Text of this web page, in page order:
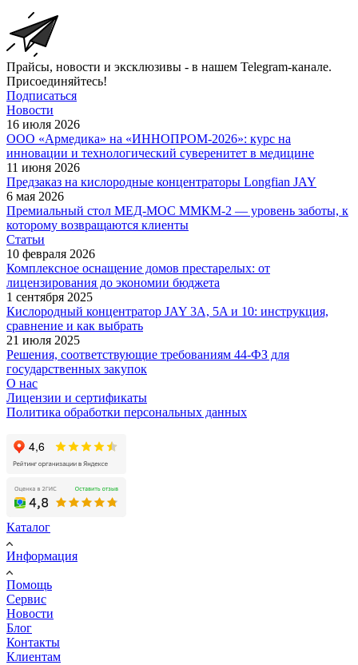
Прайсы, новости и эксклюзивы - в нашем Telegram-канале.
Присоединяйтесь!
Подписаться
Новости
16 июля 2026
ООО «Армедика» на «ИННОПРОМ-2026»: курс на
инновации и технологический суверенитет в медицине
11 июня 2026
Предзаказ на кислородные концентраторы Longfian JAY
6 мая 2026
Премиальный стол МЕД-МОС ММКМ-2 — уровень заботы, к
которому возвращаются клиенты
Статьи
10 февраля 2026
Комплексное оснащение домов престарелых: от
лицензирования до экономии бюджета
1 сентября 2025
Кислородный концентратор JAY 3A, 5A и 10: инструкция,
сравнение и как выбрать
21 июля 2025
Решения, соответствующие требованиям 44-ФЗ для
государственных закупок
О нас
Лицензии и сертификаты
Политика обработки персональных данных
Каталог
Информация
Помощь
Сервис
Новости
Блог
Контакты
Клиентам